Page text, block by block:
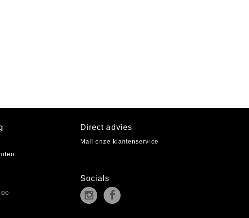
Direct advies
Mail onze klantenservice
Socials